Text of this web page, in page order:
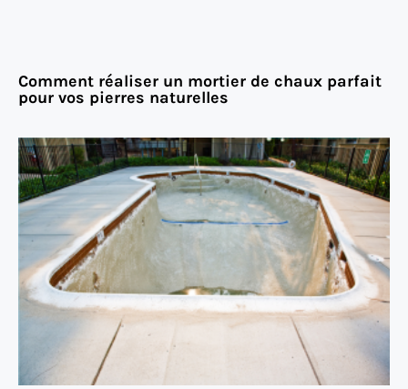
Comment réaliser un mortier de chaux parfait
pour vos pierres naturelles